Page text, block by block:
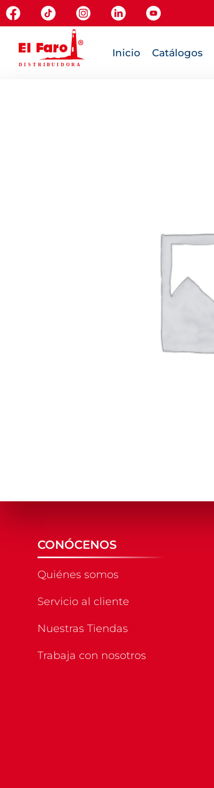
Inicio Catálogos
CONÓCENOS
Quiénes somos
Servicio al cliente
Nuestras Tiendas
Trabaja con nosotros